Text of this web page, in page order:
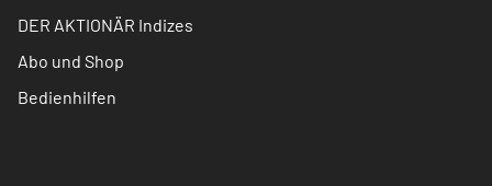
DER AKTIONÄR Indizes
Abo und Shop
Bedienhilfen